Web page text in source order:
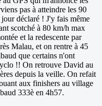
pas à atteindre les 90
déclaré ! J'y fais même
scotché à 80 km/h max
et la redescente par
Malau, et on rentre à 45
que certains n'ont
!! On retrouve David au
depuis la veille. On refait
aux finishers au village
333è en 4h57.